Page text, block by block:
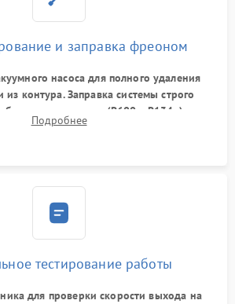
и заправка фреоном
насоса для полного удаления
из контура. Заправка системы строго
хладагента (R600a, R134a) по
Контроль рабочего давления в системе.
Подробнее
тестирование работы
для проверки скорости выхода на